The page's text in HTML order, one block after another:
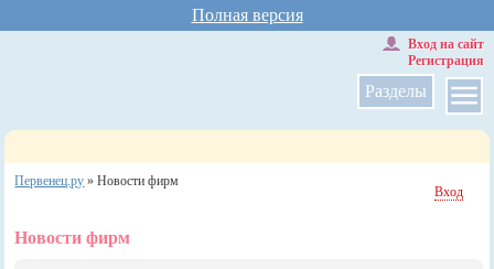
Полная версия
Разделы
Вход на сайт
Регистрация
Первенец.ру »Новости фирм
Вход
Новости фирм